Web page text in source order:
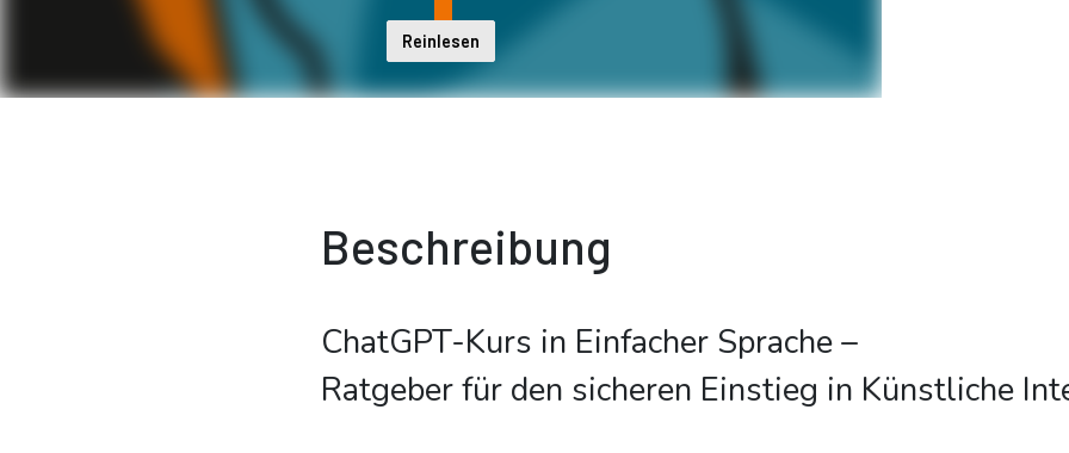
Reinlesen
Beschreibung
ChatGPT-Kurs in Einfacher Sprache –
Ratgeber für den sicheren Einstieg in Künstliche